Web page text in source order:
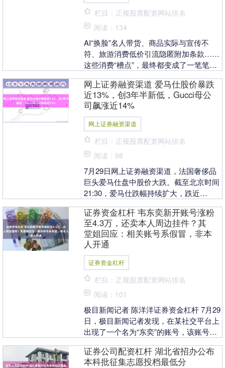
栏目：正规股票配资网站排名
阅读：134
AI“换脸”名人带货、商品实际与宣传不
符、旅游消费低价引流隐匿附加条款……
这些消费“槽点”，最终都变成了一笔笔追
告显示，仅....
网上证劵融资渠道 爱马仕股价暴跌
近13%，创3年半新低，Gucci母公
司飙涨近14%
网上证劵融资渠道
栏目：正规股票配资网站排名
阅读：98
7月29日网上证劵融资渠道，法国奢侈品
巨头爱马仕盘中股价大跌。截至北京时间
21:30，爱马仕跌幅持续扩大，跌近
券商中....
证券资金杠杆 韦东奕新开账号涨粉
至4.3万，还卖本人周边挂件？其
堂姐回应：相关账号系假冒，非本
人开通
证券资金杠杆
栏目：正规股票配资网站排名
阅读：101
极目新闻记者 陈洋洋证券资金杠杆 7月29
日，极目新闻记者发现，在某社交平台上
出现了一个名为“东奕”的账号，该账号发
平台互相....
证券公司配资杠杆 湖北省招办公布
本科批征集志愿投档最低分